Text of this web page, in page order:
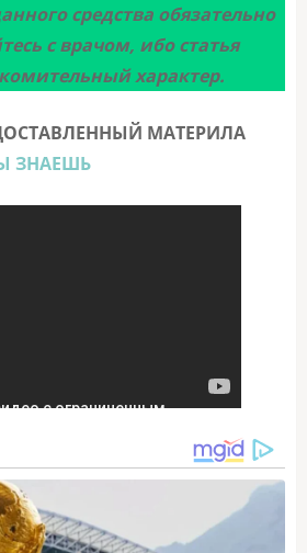
средства обязательно
с врачом, ибо статья
характер.
МАТЕРИЛА
ЗНАЕШЬ